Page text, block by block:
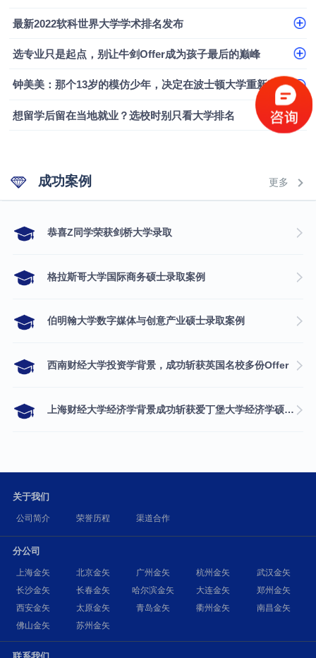
最新2022软科世界大学学术排名发布
选专业只是起点，别让牛剑Offer成为孩子最后的巅峰
钟美美：那个13岁的模仿少年，决定在波士顿大学重新定义自己
想留学后留在当地就业？选校时别只看大学排名
成功案例 更多
​恭喜Z同学荣获剑桥大学录取
格拉斯哥大学国际商务硕士录取案例
伯明翰大学数字媒体与创意产业硕士录取案例
西南财经大学投资学背景，成功斩获英国名校多份Offer
上海财经大学经济学背景成功斩获爱丁堡大学经济学硕士录取
关于我们
公司简介 荣誉历程 渠道合作
分公司
上海金矢 北京金矢 广州金矢 杭州金矢
武汉金矢
长沙金矢
长春金矢 哈尔滨金矢 大连金矢
郑州金矢
西安金矢
太原金矢 青岛金矢 衢州金矢
南昌金矢
佛山金矢
苏州金矢